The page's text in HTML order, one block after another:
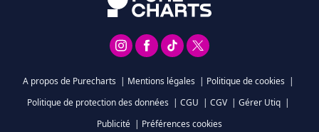
A propos de Purecharts | Mentions légales | Politique de cookies |
Politique de protection des données | CGU | CGV | Gérer Utiq |
Publicité | Préférences cookies